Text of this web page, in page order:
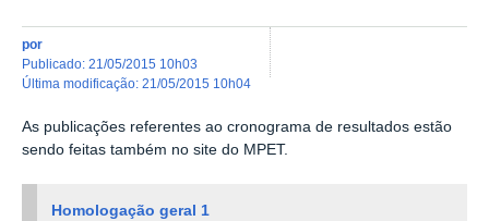
por
publicado: 21/05/2015 10h03
última modificação: 21/05/2015 10h04
As publicações referentes ao cronograma de resultados estão
sendo feitas também no site do MPET.
Homologação geral 1